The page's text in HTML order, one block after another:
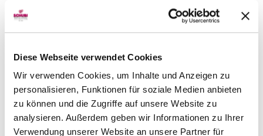
Diese Webseite verwendet Cookies
Wir verwenden Cookies, um Inhalte und Anzeigen zu
personalisieren, Funktionen für soziale Medien anbieten
zu können und die Zugriffe auf unsere Website zu
analysieren. Außerdem geben wir Informationen zu Ihrer
Verwendung unserer Website an unsere Partner für
Peter Schuler übernommen. Auf 5 Hektaren
gedeihen dort heute 16 Rebsorten.
Top-Seller von Produzent